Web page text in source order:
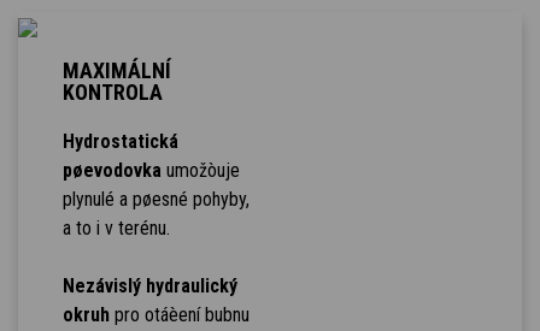
MAXIMÁLNÍ
KONTROLA
Hydrostatická
pøevodovka umožòuje
plynulé a pøesné pohyby,
a to i v terénu.
Nezávislý hydraulický
okruhpro otáèení bubnu